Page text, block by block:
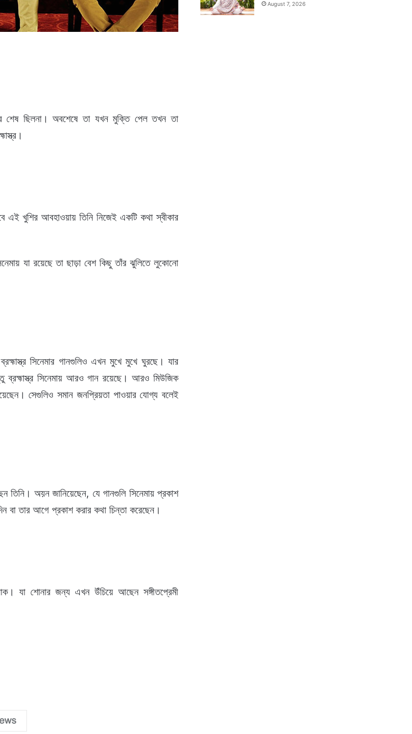
শেষ ছিলনা। অবশেষে তা যখন মুক্তি পেল তখন তা
খুশির আবহাওয়ায় তিনি নিজেই একটি কথা স্বীকার
যা রয়েছে তা ছাড়া বেশ কিছু তাঁর ঝুলিতে লুকোনো
সিনেমার গানগুলিও এখন মুখে মুখে ঘুরছে। যার
ব্রহ্মাস্ত্র সিনেমায় আরও গান রয়েছে। আরও মিউজিক
সেগুলিও সমান জনপ্রিয়তা পাওয়ার যোগ্য বলেই
অয়ন জানিয়েছেন, যে গানগুলি সিনেমায় প্রকাশ
বা তার আগে প্রকাশ করার কথা চিন্তা করেছেন।
যা শোনার জন্য এখন উঁচিয়ে আছেন সঙ্গীতপ্রেমী
August 7, 2026